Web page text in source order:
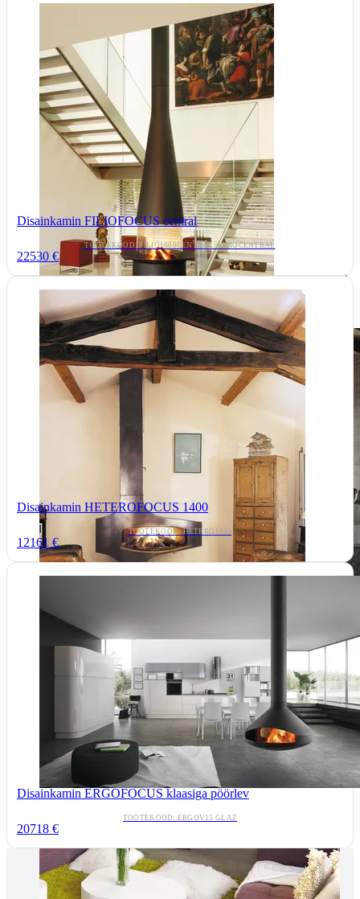
Disainkamin FILIOFOCUS central
TOOTEKOOD: FILIO1600CENTRAL/ FILIOCENTRAL
22530 €
Disainkamin HETEROFOCUS 1400
TOOTEKOOD: HETERO1400
12161 €
Disainkamin ERGOFOCUS klaasiga pöörlev
TOOTEKOOD: ERGOV15 GLAZ
20718 €
Tallinnas kaminasalong